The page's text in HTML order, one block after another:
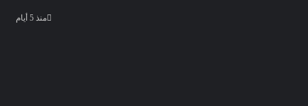
منذ 5 أيام